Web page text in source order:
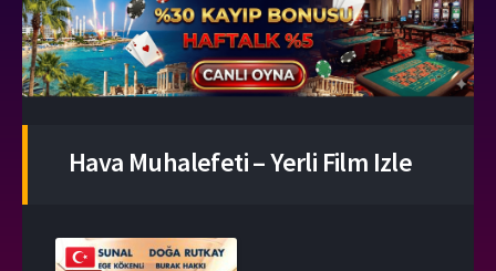
Hava Muhalefeti – Yerli Film Izle